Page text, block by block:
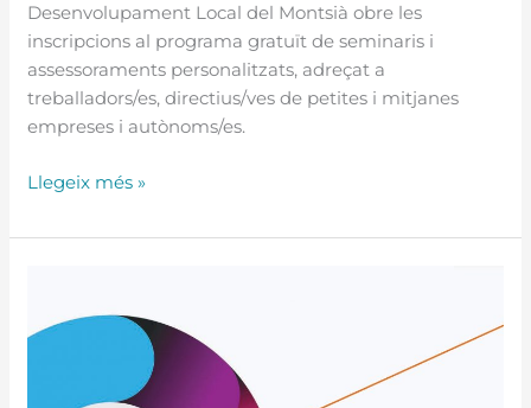
Desenvolupament Local del Montsià obre les
inscripcions al programa gratuït de seminaris i
assessoraments personalitzats, adreçat a
treballadors/es, directius/ves de petites i mitjanes
empreses i autònoms/es.
Llegeix més »
recursos